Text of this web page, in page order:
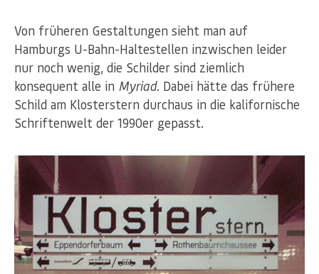
Von früheren Gestaltungen sieht man auf
Hamburgs U-Bahn-Haltestellen inzwischen leider
nur noch wenig, die Schilder sind ziemlich
konsequent alle in Myriad. Dabei hätte das frühere
Schild am Klosterstern durchaus in die kalifornische
Schriftenwelt der 1990er gepasst.